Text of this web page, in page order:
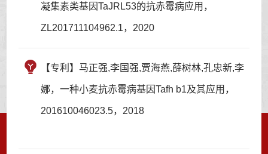
凝集素类基因TaJRL53的抗赤霉病应用，
ZL201711104962.1，2020
【专利】马正强,李国强,贾海燕,薛树林,孔忠新,李
娜，一种小麦抗赤霉病基因Tafh b1及其应用，
201610046023.5，2018